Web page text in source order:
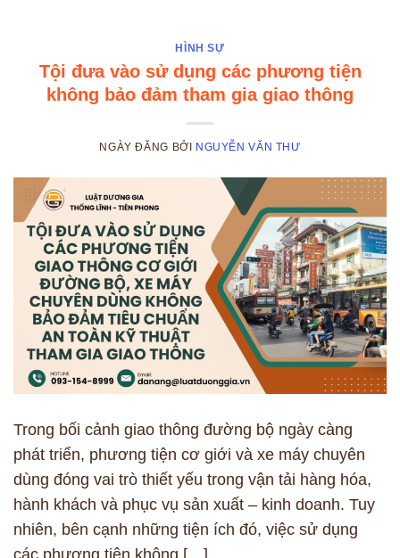
HÌNH SỰ
Tội đưa vào sử dụng các phương tiện
không bảo đảm tham gia giao thông
NGÀY ĐĂNG BỞI NGUYỄN VĂN THƯ
Trong bối cảnh giao thông đường bộ ngày càng
phát triển, phương tiện cơ giới và xe máy chuyên
dùng đóng vai trò thiết yếu trong vận tải hàng hóa,
hành khách và phục vụ sản xuất – kinh doanh. Tuy
nhiên, bên cạnh những tiện ích đó, việc sử dụng